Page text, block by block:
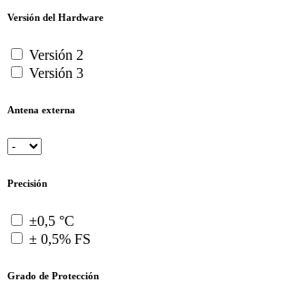
Versión del Hardware
Versión 2
Versión 3
Antena externa
Precisión
±0,5 °C
± 0,5% FS
Grado de Protección